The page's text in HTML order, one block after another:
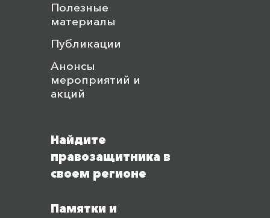
Полезные
материалы
Публикации
Анонсы
мероприятий и
акций
Найдите
правозащитника в
своем регионе
Памятки и